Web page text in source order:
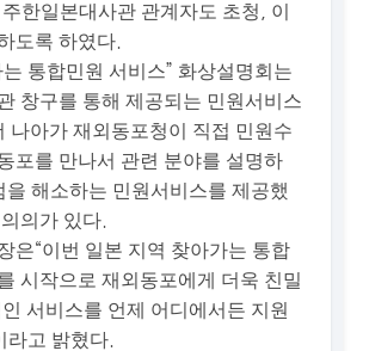
한일본대사관 관계자도 초청, 이
도록 하였다.
는 통합민원 서비스” 화상설명회는
창구를 통해 제공되는 민원서비스
나아가 재외동포청이 직접 민원수
포를 만나서 관련 분야를 설명하
을 해소하는 민원서비스를 제공했
의가 있다.
은“이번 일본 지역 찾아가는 통합
시작으로 재외동포에게 더욱 친밀
서비스를 언제 어디에서든 지원
라고 밝혔다.